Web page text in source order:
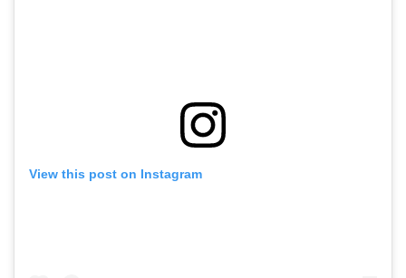
View this post on Instagram